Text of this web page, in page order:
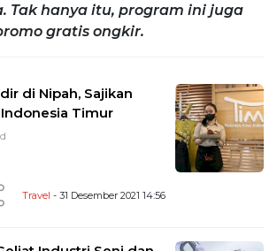
Tak hanya itu, program ini juga
gratis ongkir.
di Nipah, Sajikan
Timur
Travel - 31 Desember 2021 14:56